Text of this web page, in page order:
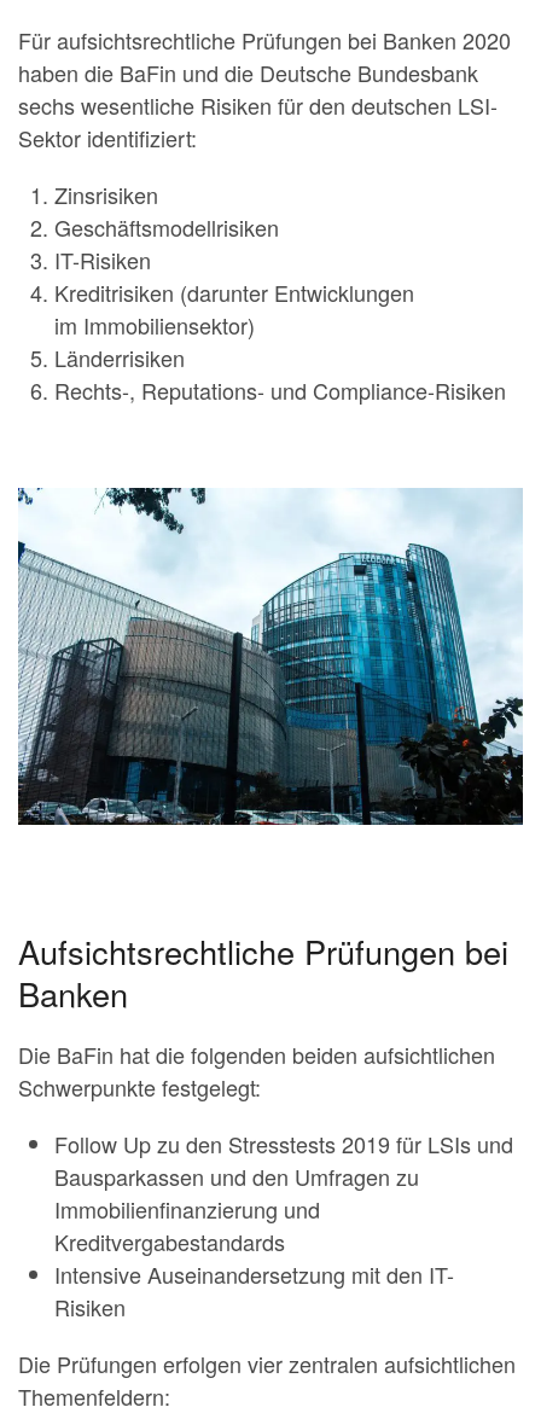
Für aufsichtsrechtliche Prüfungen bei Banken 2020
haben die BaFin und die Deutsche Bundesbank
sechs wesentliche Risiken für den deutschen LSI-
Sektor identifiziert:
Zinsrisiken
Geschäftsmodellrisiken
IT-Risiken
Kreditrisiken (darunter Entwicklungen
im Immobiliensektor)
Länderrisiken
Rechts-, Reputations- und Compliance-Risiken
Aufsichtsrechtliche Prüfungen bei
Banken
Die BaFin hat die folgenden beiden aufsichtli­chen
Schwerpunkte festgelegt:
Follow Up zu den Stresstests 2019 für LSIs und
Bausparkassen und den Umfragen zu
Immobilienfinanzierung und
Kreditvergabestandards
Intensive Auseinandersetzung mit den IT-
Risiken
Die Prüfungen erfolgen vier zentralen aufsichtlichen
Themenfeldern: